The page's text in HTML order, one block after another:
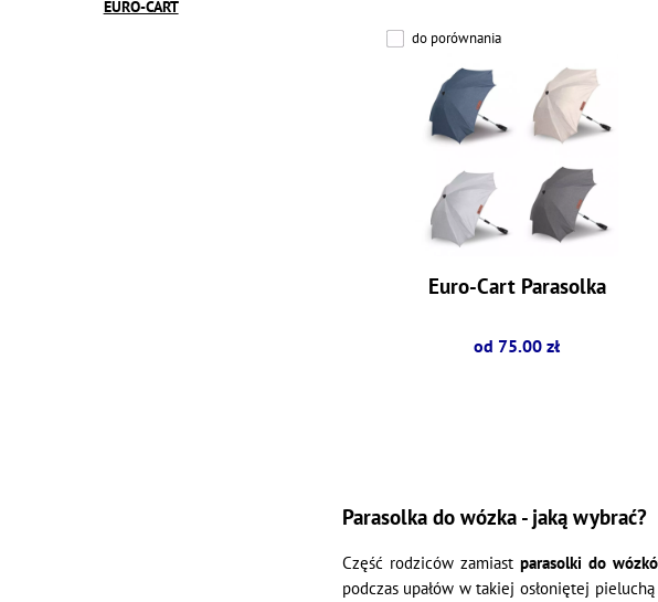
EURO-CART
do porównania
Euro-Cart Parasolka
od 75.00 zł
Parasolka do wózka - jaką wybrać?
Część rodziców zamiast parasolki do
podczas upałów w takiej osłoniętej